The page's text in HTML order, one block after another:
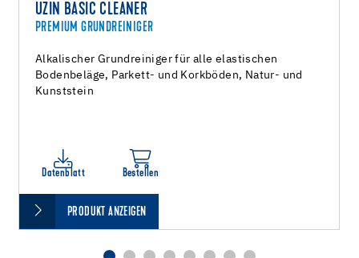
UZIN BASIC CLEANER
PREMIUM GRUNDREINIGER
Alkalischer Grundreiniger für alle elastischen
Bodenbeläge, Parkett- und Korkböden, Natur- und
Kunststein
Datenblatt Bestellen
PRODUKT ANZEIGEN